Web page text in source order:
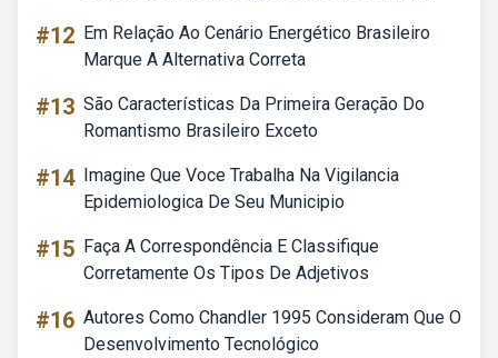
#12 Em Relação Ao Cenário Energético Brasileiro
Marque A Alternativa Correta
#13 São Características Da Primeira Geração Do
Romantismo Brasileiro Exceto
#14 Imagine Que Voce Trabalha Na Vigilancia
Epidemiologica De Seu Municipio
#15 Faça A Correspondência E Classifique
Corretamente Os Tipos De Adjetivos
#16 Autores Como Chandler 1995 Consideram Que O
Desenvolvimento Tecnológico